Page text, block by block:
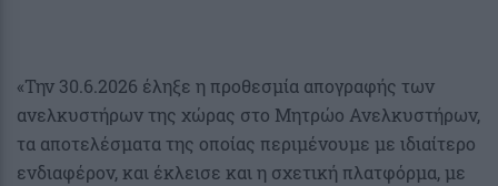
«Την 30.6.2026 έληξε η προθεσμία απογραφής των
ανελκυστήρων της χώρας στο Μητρώο Ανελκυστήρων,
τα αποτελέσματα της οποίας περιμένουμε με ιδιαίτερο
ενδιαφέρον, και έκλεισε και η σχετική πλατφόρμα, με